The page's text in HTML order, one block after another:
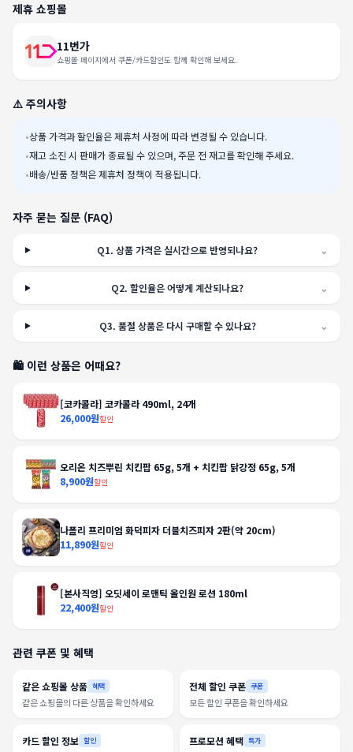
제휴 쇼핑몰
11번가
쇼핑몰 페이지에서 쿠폰/카드할인도 함께 확인해 보세요.
⚠️ 주의사항
•상품 가격과 할인율은 제휴처 사정에 따라 변경될 수 있습니다.
•재고 소진 시 판매가 종료될 수 있으며, 주문 전 재고를 확인해 주세요.
•배송/반품 정책은 제휴처 정책이 적용됩니다.
자주 묻는 질문 (FAQ)
Q1.상품 가격은 실시간으로 반영되나요? ⌄
Q2.할인율은 어떻게 계산되나요? ⌄
Q3. 품절 상품은 다시 구매할 수 있나요? ⌄
🛍️ 이런 상품은 어때요?
[코카콜라] 코카콜라 490ml, 24개
26,000원할인
오리온 치즈뿌린 치킨팝 65g, 5개 + 치킨팝 닭강정 65g, 5개
8,900원할인
나폴리 프리미엄 화덕피자 더블치즈피자 2판(약 20cm)
11,890원할인
[본사직영] 오딧세이 로맨틱 올인원 로션 180ml
22,400원할인
관련 쿠폰 및 혜택
같은 쇼핑몰 상품 혜택
같은 쇼핑몰의 다른 상품을 확인하세요
전체 할인 쿠폰 쿠폰
모든 할인 쿠폰을 확인하세요
카드 할인 정보 할인 프로모션 혜택 특가